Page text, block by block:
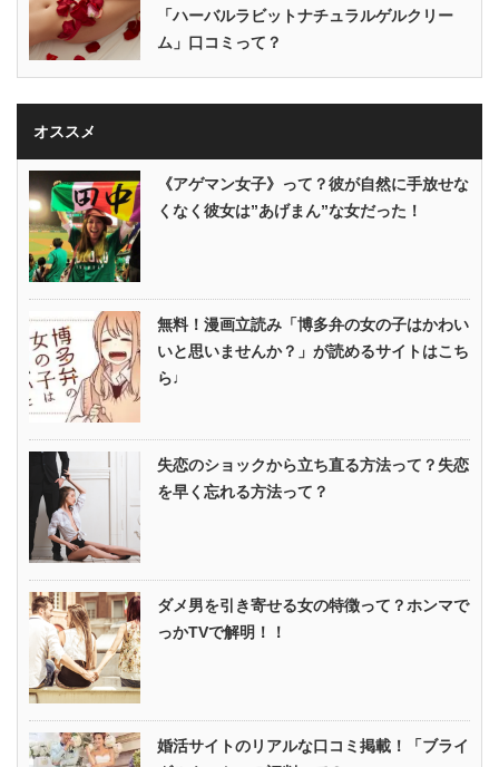
「ハーバルラビットナチュラルゲルクリー
ム」口コミって？
オススメ
《アゲマン女子》って？彼が自然に手放せな
くなく彼女は”あげまん”な女だった！
無料！漫画立読み「博多弁の女の子はかわい
いと思いませんか？」が読めるサイトはこち
ら♩
失恋のショックから立ち直る方法って？失恋
を早く忘れる方法って？
ダメ男を引き寄せる女の特徴って？ホンマで
っかTVで解明！！
婚活サイトのリアルな口コミ掲載！「ブライ